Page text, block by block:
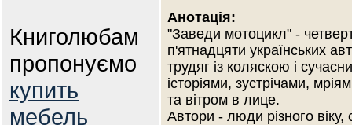
Книголюбам
пропонуємо
купить
мебель
Анотація:
"Заведи мотоцикл" -
п'ятнадцяти українських
трудяг із коляскою і
історіями, зустрічами,
та вітром в лице.
Автори - люди різного віку,